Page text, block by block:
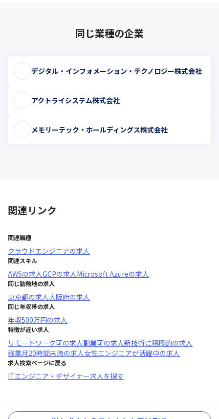
同じ業種の企業
デジタル・インフォメーション・テクノロジー株式会社
アクトライシステム株式会社
メモリーテック・ホールディングス株式会社
関連リンク
関連職種
クラウドエンジニアの求人
関連スキル
AWSの求人GCPの求人Microsoft Azureの求人
同じ勤務地の求人
東京都の求人大阪府の求人
同じ年収帯の求人
年収500万円の求人
特徴が近い求人
リモートワーク可の求人副業可の求人新技術に積極的の求人
残業月20時間未満の求人女性エンジニアが活躍中の求人
求人検索ページに戻る
ITエンジニア・デザイナー求人を探す